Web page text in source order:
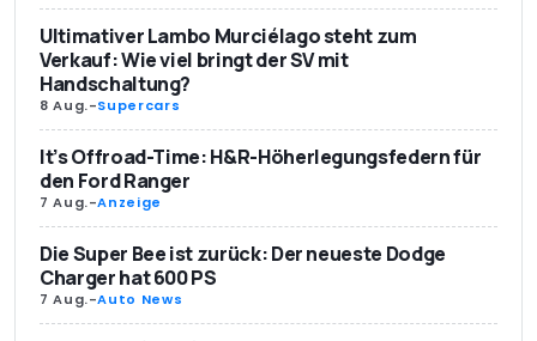
Ultimativer Lambo Murciélago steht zum
Verkauf: Wie viel bringt der SV mit
Handschaltung?
8 Aug.-Supercars
It’s Offroad-Time: H&R-Höherlegungsfedern für
den Ford Ranger
7 Aug.-Anzeige
Die Super Bee ist zurück: Der neueste Dodge
Charger hat 600 PS
7 Aug.-Auto News